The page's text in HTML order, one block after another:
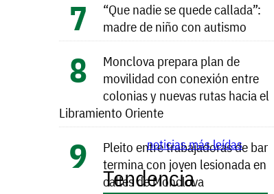
“Que nadie se quede callada”:
madre de niño con autismo
Monclova prepara plan de
movilidad con conexión entre
colonias y nuevas rutas hacia el
Libramiento Oriente
Pleito entre trabajadoras de bar
termina con joven lesionada en
calles de Monclova
noticias más leídas
Tendencia